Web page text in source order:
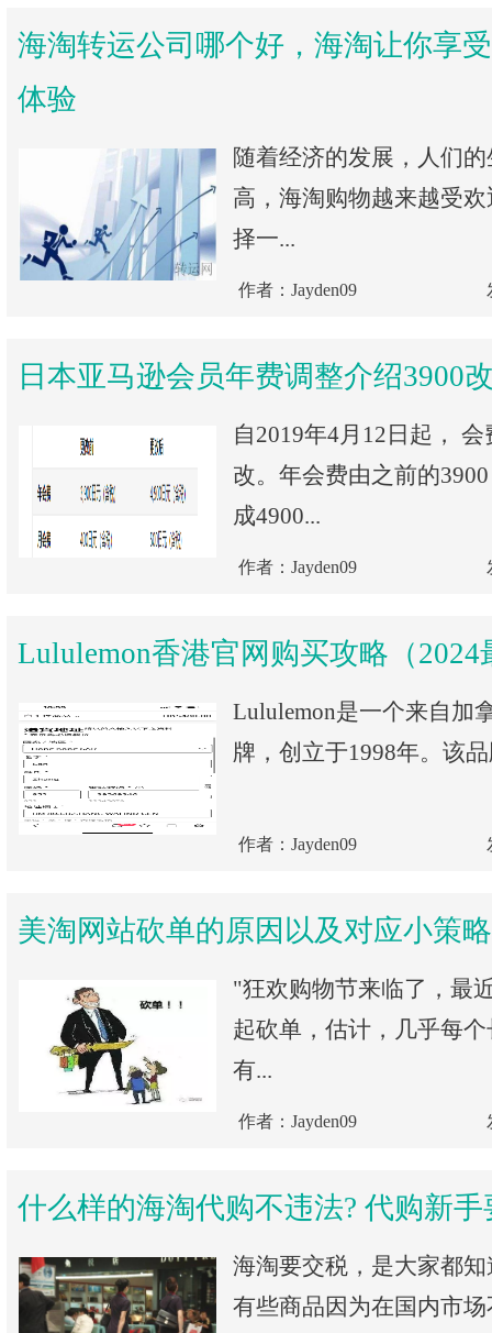
海淘转运公司哪个好，海淘让你享
体验
随着经济的发展，人们
高，海淘购物越来越受
择一...
作者：Jayden09
日本亚马逊会员年费调整介绍3900
自2019年4月12日起，
改。年会费由之前的
成4900...
作者：Jayden09
Lululemon香港官网购买攻略（2024
Lululemon是一个来自加
牌，创立于1998年。该
作者：Jayden09
美淘网站砍单的原因以及对应小策
"狂欢购物节来临了，最
起砍单，估计，几乎每
有...
作者：Jayden09
什么样的海淘代购不违法? 代购新
海淘要交税，是大家都
有些商品因为在国内市